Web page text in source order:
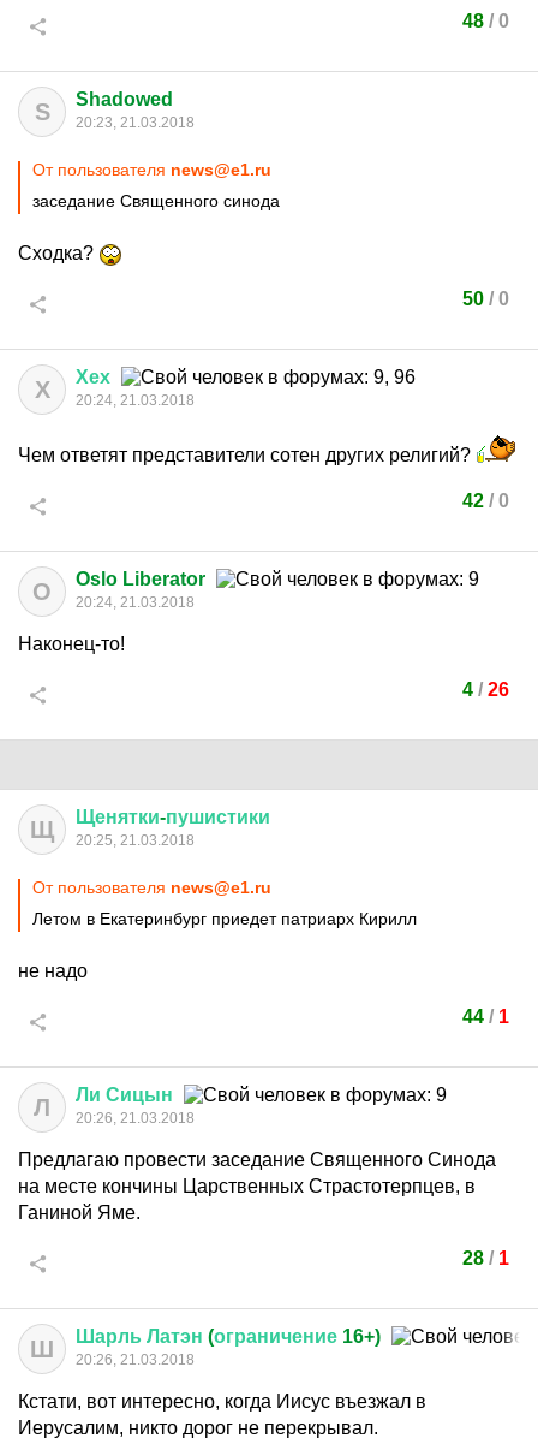
48 / 0
S Shadowed
20:23, 21.03.2018
От пользователя news@e1.ru
заседание Священного синода
Сходка?
50 / 0
Х Хех
20:24, 21.03.2018
Чем ответят представители cотен других религий?
42 / 0
O Oslo Liberator
20:24, 21.03.2018
Наконец-то!
4 / 26
Щ Щенятки-пушистики
20:25, 21.03.2018
От пользователя news@e1.ru
Летом в Екатеринбург приедет патриарх Кирилл
не надо
44 / 1
Л Ли Сицын
20:26, 21.03.2018
Предлагаю провести заседание Священного Синода
на месте кончины Царственных Страстотерпцев, в
Ганиной Яме.
28 / 1
Ш Шарль Латэн (ограничение 16+)
20:26, 21.03.2018
Кстати, вот интересно, когда Иисус въезжал в
Иерусалим, никто дорог не перекрывал.